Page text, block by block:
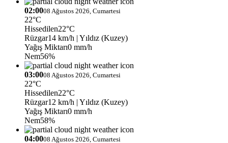
02:0008 Ağustos 2026, Cumartesi
22°C
Hissedilen22°C
Rüzgar14 km/h | Yıldız (Kuzey)
Yağış Miktarı0 mm/h
Nem56%
03:0008 Ağustos 2026, Cumartesi
22°C
Hissedilen22°C
Rüzgar12 km/h | Yıldız (Kuzey)
Yağış Miktarı0 mm/h
Nem58%
04:0008 Ağustos 2026, Cumartesi